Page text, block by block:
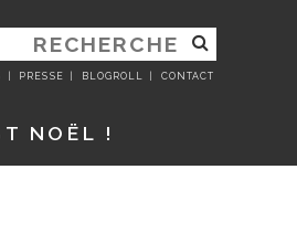
PRESSE BLOGROLL CONTACT
NOËL !